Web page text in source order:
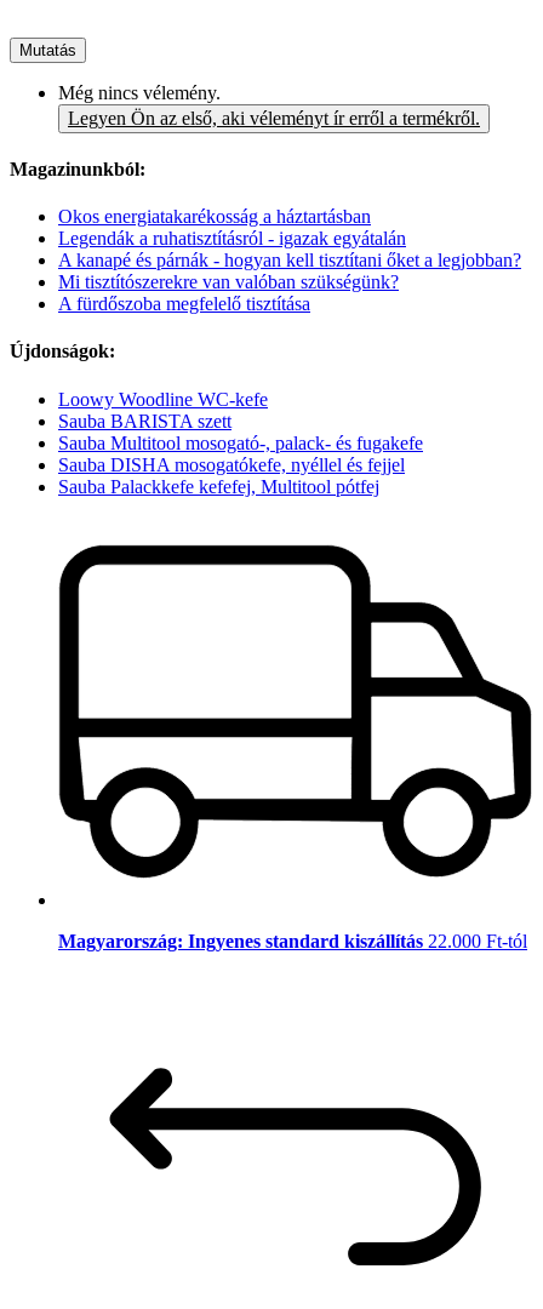
Mutatás
Még nincs vélemény.
Legyen Ön az első, aki véleményt ír erről a termékről.
Magazinunkból:
Okos energiatakarékosság a háztartásban
Legendák a ruhatisztításról - igazak egyátalán
A kanapé és párnák - hogyan kell tisztítani őket a legjobban?
Mi tisztítószerekre van valóban szükségünk?
A fürdőszoba megfelelő tisztítása
Újdonságok:
Loowy Woodline WC-kefe
Sauba BARISTA szett
Sauba Multitool mosogató-, palack- és fugakefe
Sauba DISHA mosogatókefe, nyéllel és fejjel
Sauba Palackkefe kefefej, Multitool pótfej
Magyarország: Ingyenes standard kiszállítás 22.000 Ft-tól